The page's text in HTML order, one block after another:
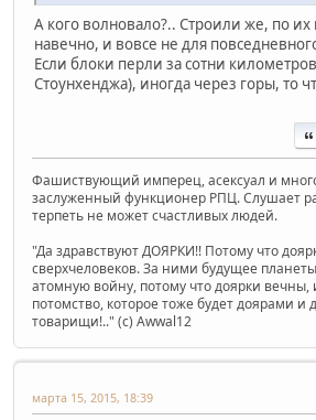
А кого волновало?.. Строили же, по их
навечно, и вовсе не для
Если блоки перли за сотни
Стоунхенджа), иногда через горы, то
Фашиствующий имперец, асексуал и
заслуженный функционер РПЦ. Слушает
терпеть не может счастливых людей.
"Да здравствуют ДОЯРКИ!! Потому что
сверхчеловеков. За ними будущее
атомную войну, потому что доярки вечны,
потомство, которое тоже будет доярами и
товарищи!.." (c) Awwal12
марта 15, 2015, 18:39